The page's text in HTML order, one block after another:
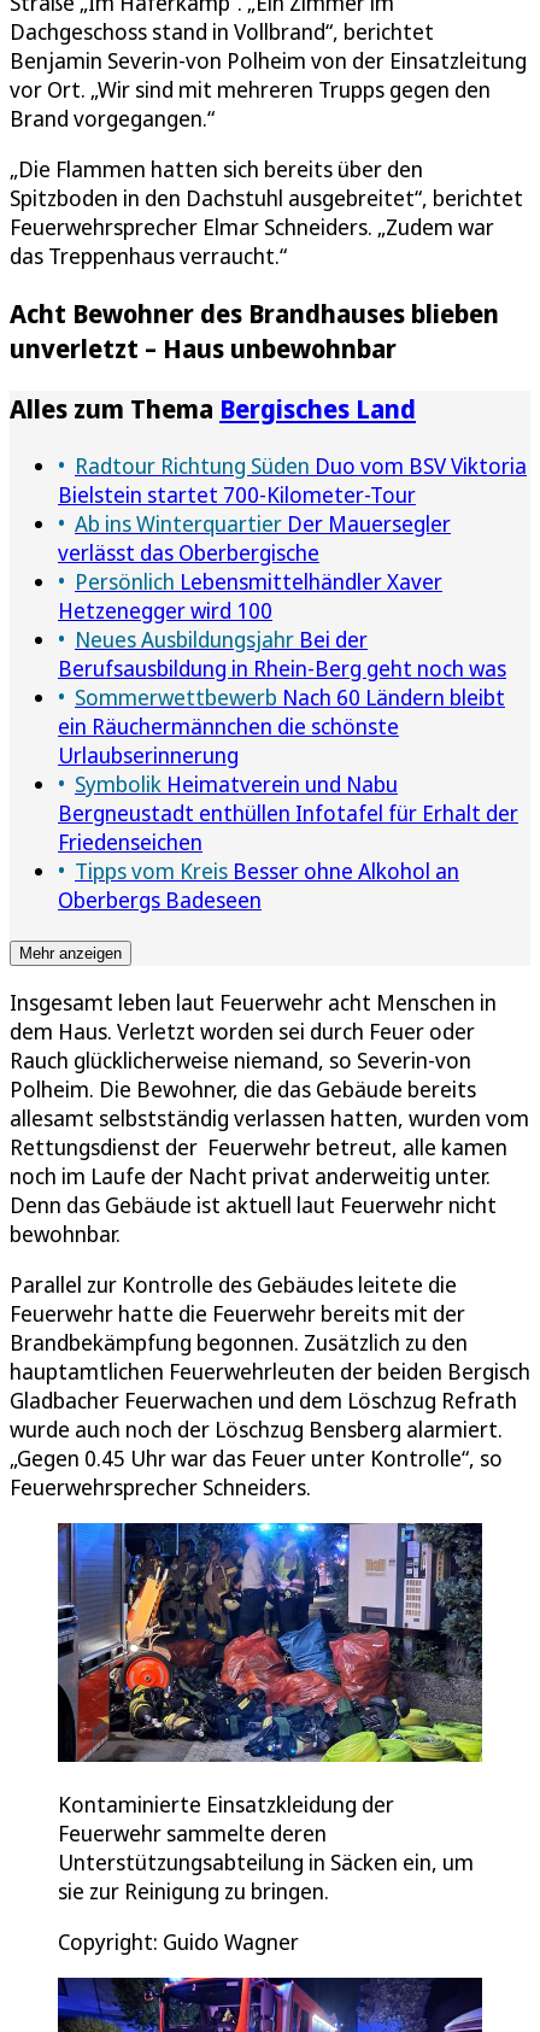
Dachgeschoss stand in Vollbrand“, berichtet
Benjamin Severin-von Polheim von der Einsatzleitung
vor Ort. „Wir sind mit mehreren Trupps gegen den
Brand vorgegangen.“
„Die Flammen hatten sich bereits über den
Spitzboden in den Dachstuhl ausgebreitet“, berichtet
Feuerwehrsprecher Elmar Schneiders. „Zudem war
das Treppenhaus verraucht.“
Acht Bewohner des Brandhauses blieben
unverletzt – Haus unbewohnbar
Alles zum Thema Bergisches Land
Radtour Richtung Süden Duo vom BSV Viktoria
Bielstein startet 700-Kilometer-Tour
Ab ins Winterquartier Der Mauersegler
verlässt das Oberbergische
Persönlich Lebensmittelhändler Xaver
Hetzenegger wird 100
Neues Ausbildungsjahr Bei der
Berufsausbildung in Rhein-Berg geht noch was
Sommerwettbewerb Nach 60 Ländern bleibt
ein Räuchermännchen die schönste
Urlaubserinnerung
Symbolik Heimatverein und Nabu
Bergneustadt enthüllen Infotafel für Erhalt der
Friedenseichen
Tipps vom Kreis Besser ohne Alkohol an
Oberbergs Badeseen
Mehr anzeigen
Insgesamt leben laut Feuerwehr acht Menschen in
dem Haus. Verletzt worden sei durch Feuer oder
Rauch glücklicherweise niemand, so Severin-von
Polheim. Die Bewohner, die das Gebäude bereits
allesamt selbstständig verlassen hatten, wurden vom
Rettungsdienst der Feuerwehr betreut, alle kamen
noch im Laufe der Nacht privat anderweitig unter.
Denn das Gebäude ist aktuell laut Feuerwehr nicht
bewohnbar.
Parallel zur Kontrolle des Gebäudes leitete die
Feuerwehr hatte die Feuerwehr bereits mit der
Brandbekämpfung begonnen. Zusätzlich zu den
hauptamtlichen Feuerwehrleuten der beiden Bergisch
Gladbacher Feuerwachen und dem Löschzug Refrath
wurde auch noch der Löschzug Bensberg alarmiert.
„Gegen 0.45 Uhr war das Feuer unter Kontrolle“, so
Feuerwehrsprecher Schneiders.
Kontaminierte Einsatzkleidung der
Feuerwehr sammelte deren
Unterstützungsabteilung in Säcken ein, um
sie zur Reinigung zu bringen.
Copyright: Guido Wagner